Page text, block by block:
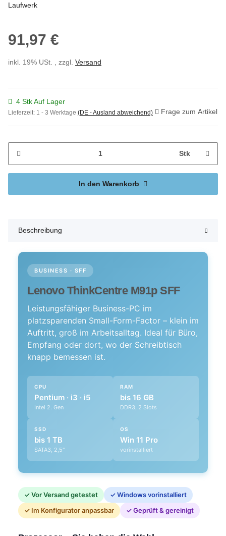
Laufwerk
91,97 €
inkl. 19% USt. , zzgl. Versand
4 Stk Auf Lager
Lieferzeit: 1 - 3 Werktage (DE - Ausland abweichend) Frage zum Artikel
Stk
In den Warenkorb
Beschreibung
BUSINESS · SFF
Lenovo ThinkCentre M91p SFF
Leistungsfähiger Business-PC im
platzsparenden Small-Form-Factor – klein im
Auftritt, groß im Arbeitsalltag. Ideal für Büro,
Empfang oder dort, wo der Schreibtisch
knapp bemessen ist.
CPU
Pentium · i3 · i5
Intel 2. Gen
RAM
bis 16 GB
DDR3, 2 Slots
SSD
bis 1 TB
SATA3, 2,5"
OS
Win 11 Pro
vorinstalliert
✓ Vor Versand getestet
✓ Windows vorinstalliert
✓ Im Konfigurator anpassbar
✓ Geprüft & gereinigt